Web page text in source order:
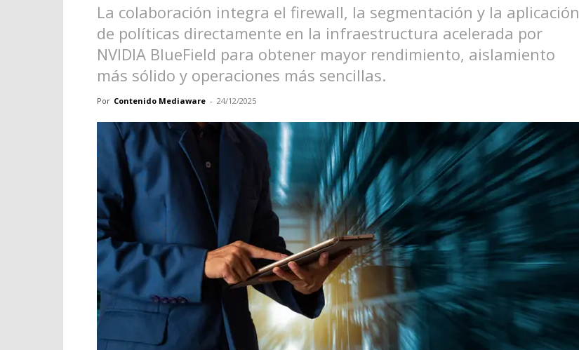
La colaboración integra el firewall, la segmentación y la aplicación
de políticas directamente en la infraestructura acelerada por
NVIDIA BlueField para obtener mayor rendimiento, aislamiento
más sólido y operaciones más sencillas.
Por Contenido Mediaware - 24/12/2025